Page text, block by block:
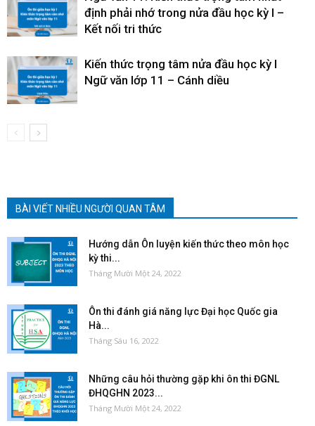
định phải nhớ trong nửa đầu học kỳ I –
Kết nối tri thức
Kiến thức trọng tâm nửa đầu học kỳ I
Ngữ văn lớp 11 – Cánh diều
BÀI VIẾT NHIỀU NGƯỜI QUAN TÂM
Hướng dẫn Ôn luyện kiến thức theo môn học
kỳ thi...
Tháng Mười Một 24, 2022
Ôn thi đánh giá năng lực Đại học Quốc gia
Hà...
Tháng Sáu 16, 2022
Những câu hỏi thường gặp khi ôn thi ĐGNL
ĐHQGHN 2023...
Tháng Mười Một 24, 2022